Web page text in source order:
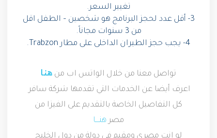
تغيير السعر .
3- أقل عدد لحجز البرنامج هو شخصين – الطفل اقل
من 3 سنوات مجاناً .
4-
يجب حجز الطيران الداخلى على مطار Trabzon
.
تواصل معنا من خلال الواتس اب من هنا
اعرف أيضا عن الخدمات التي تقدمها شركة سافر
كل التفاصيل الخاصة بالتقديم على الفيزا من
مصر هنــــا
لو انت مصري ومقيم فى دولة من دول الخليج